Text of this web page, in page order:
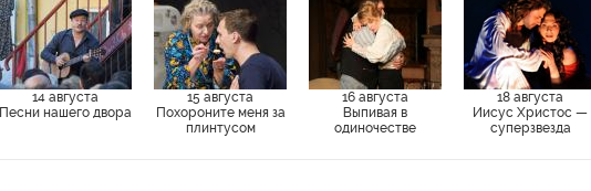
14 августа
Песни нашего двора
15 августа
Похороните меня за
плинтусом
16 августа
Выпивая в
одиночестве
18 августа
Иисус Христос —
суперзвезда